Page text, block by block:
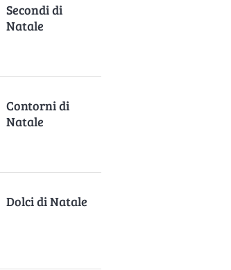
Secondi di
Natale
Contorni di
Natale
Dolci di Natale